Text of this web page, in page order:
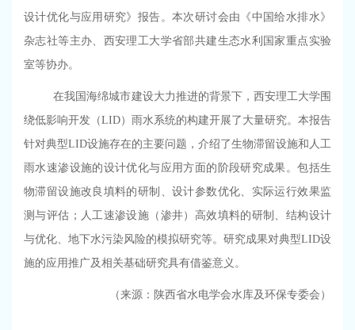
设计优化与应用研究》报告。本次研讨会由《中国给水排水》
杂志社等主办、西安理工大学省部共建生态水利国家重点实验
室等协办。
在我国海绵城市建设大力推进的背景下，西安理工大学围
绕低影响开发（LID）雨水系统的构建开展了大量研究。本报告
针对典型LID设施存在的主要问题，介绍了生物滞留设施和人工
雨水速渗设施的设计优化与应用方面的阶段研究成果。包括生
物滞留设施改良填料的研制、设计参数优化、实际运行效果监
测与评估；人工速渗设施（渗井）高效填料的研制、结构设计
与优化、地下水污染风险的模拟研究等。研究成果对典型LID设
施的应用推广及相关基础研究具有借鉴意义。
（来源：陕西省水电学会水库及环保专委会）